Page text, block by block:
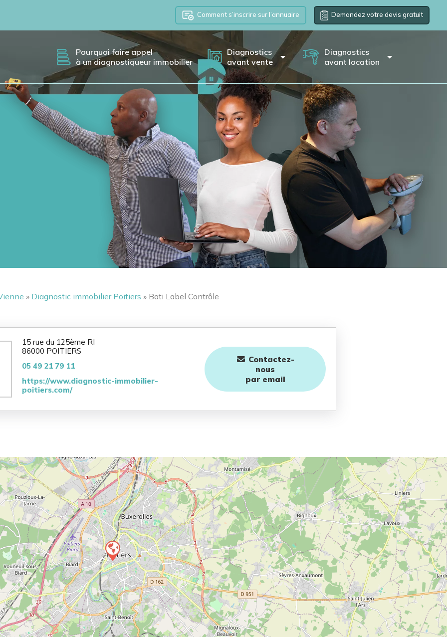
Comment s’inscrire sur l’annuaire Demandez votre devis gratuit
Pourquoi faire appel
à un diagnostiqueur immobilier
Diagnostics
avant vente
Diagnostics
avant location
» Diagnostic immobilier Poitiers » Bati Label Contrôle
15 rue du 125ème RI
86000 POITIERS
05 49 21 79 11
https://www.diagnostic-immobilier-
poitiers.com/
Contactez-
nous
par email